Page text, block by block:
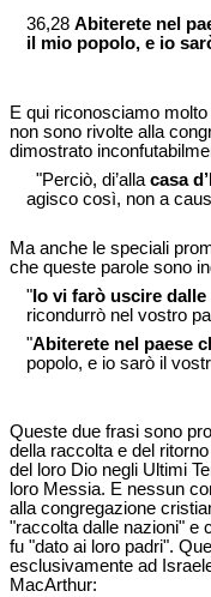
36,28 Abiterete nel
il mio popolo, e io
E qui riconosciamo
non sono rivolte alla
dimostrato
"Perciò, di’alla casa
agisco così, non a
Ma anche le speciali
che queste parole sono
" Io vi farò uscire
ricondurrò nel vostro
"Abiterete nel paese
popolo, e io sarò il
Queste due frasi sono
della raccolta e del
del loro Dio negli Ultimi
loro Messia. E nessun
alla congregazione
"raccolta dalle nazioni" e
fu "dato ai loro padri".
esclusivamente ad
MacArthur: